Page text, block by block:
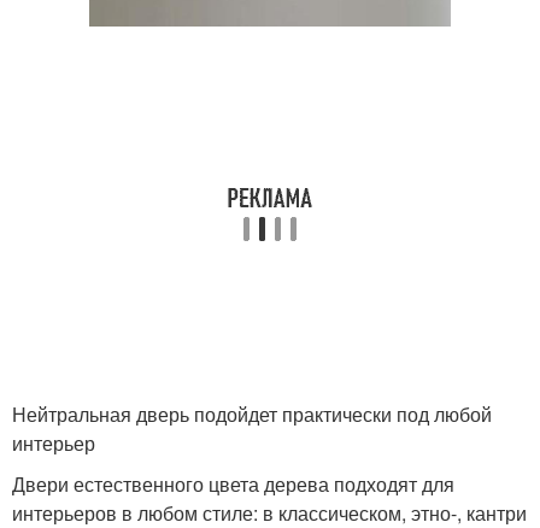
Нейтральная дверь подойдет практически под любой
интерьер
Двери естественного цвета дерева подходят для
интерьеров в любом стиле: в классическом, этно-, кантри